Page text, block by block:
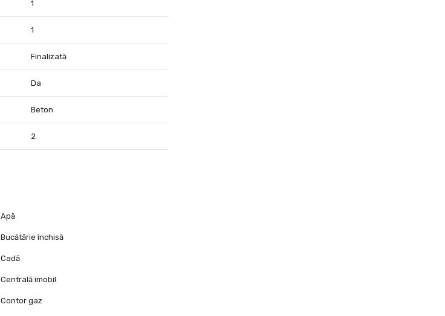
1
1
Finalizată
Da
Beton
2
Apă
Bucătărie închisă
Cadă
Centrală imobil
Contor gaz